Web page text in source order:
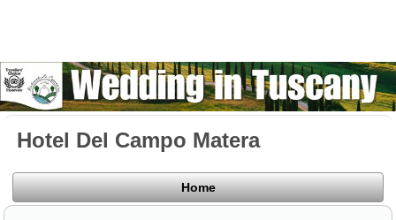
Hotel Del Campo Matera
Home